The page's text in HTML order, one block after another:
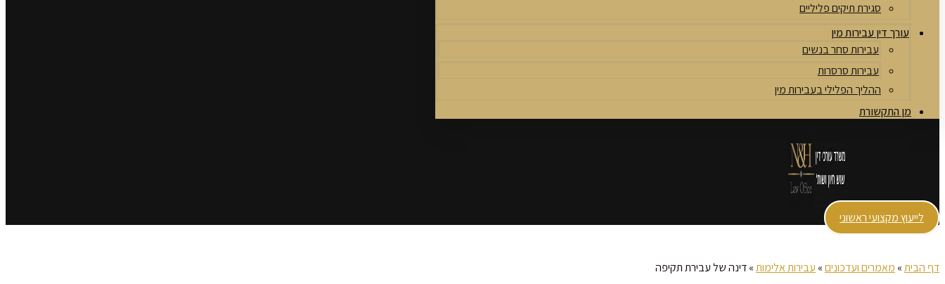
סגירת תיקים פליליים
עורך דין עבירות מין
עבירות סחר בנשים
עבירות סרסרות
ההליך הפלילי בעבירות מין
מן התקשורת
לייעוץ מקצועי ראשוני
דף הבית» מאמרים ועדכונים» עבירות אלימות»דינה של עבירת תקיפה